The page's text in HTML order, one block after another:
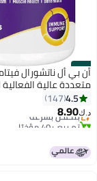
#39
أن بي أل ناتشورال
متعددة عالية الفعالية
النشطين دعم صحة
المناعة دعم الطاقة
الغذائي 150 قرص
4.5
147
د.ك‏8.90
بتخلّص بسرعة
تم بيع +40 مؤخرًا